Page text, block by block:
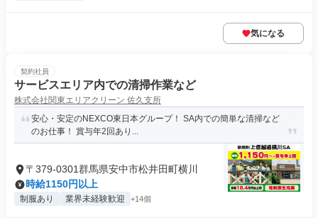
気になる
契約社員
サービスエリア内での清掃作業など
株式会社関東エリアクリーン 佐久支所
安心・安定のNEXCO東日本グループ！ SA内での簡単な清掃など
のお仕事！ 賞与年2回あり...
〒379-0301群馬県安中市松井田町横川
時給1150円以上
制服あり 業界未経験歓迎 +14個